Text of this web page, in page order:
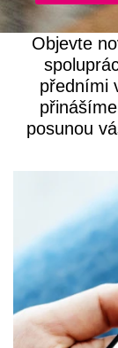
Objevte
předními
posunou